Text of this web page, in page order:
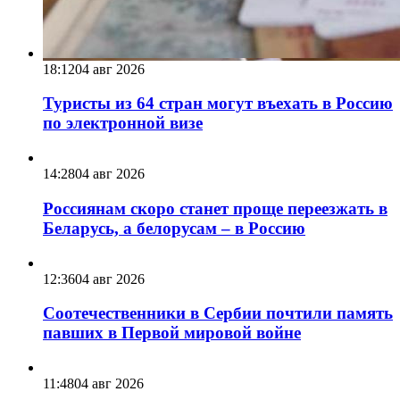
18:1204 авг 2026
Туристы из 64 стран могут въехать в Россию
по электронной визе
14:2804 авг 2026
Россиянам скоро станет проще переезжать в
Беларусь, а белорусам – в Россию
12:3604 авг 2026
Соотечественники в Сербии почтили память
павших в Первой мировой войне
11:4804 авг 2026